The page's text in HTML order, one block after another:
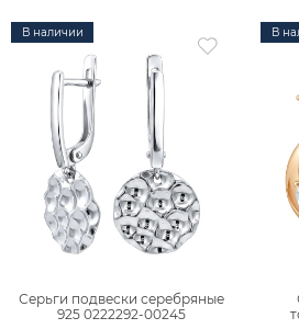
В наличии
Серьги подвески серебряные
925 0222292-00245
В